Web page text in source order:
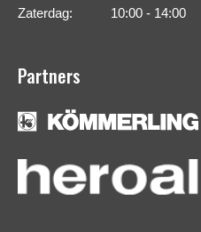
Zaterdag:
10:00 - 14:00
Partners